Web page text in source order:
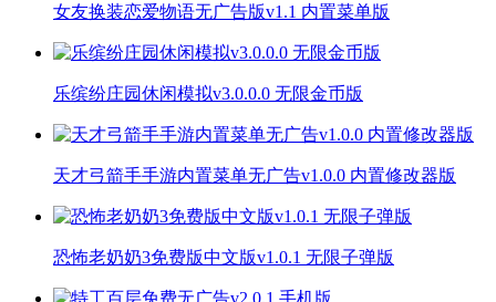
女友换装恋爱物语无广告版v1.1 内置菜单版
乐缤纷庄园休闲模拟v3.0.0.0 无限金币版
天才弓箭手手游内置菜单无广告v1.0.0 内置修改器版
恐怖老奶奶3免费版中文版v1.0.1 无限子弹版